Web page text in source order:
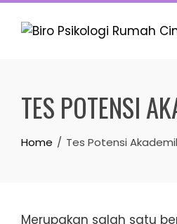
Skip
TES POTENSI
Home Tes Potensi
Merupakan salah satu